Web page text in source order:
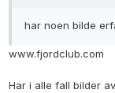
har noen bilde
www.fjordclub.com
Har i alle fall bilder